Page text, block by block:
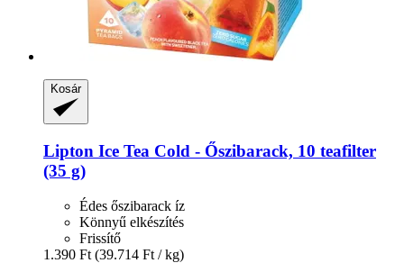
Kosár
Lipton Ice Tea Cold -​ Őszibarack, 10 teafilter
(35 g)
Édes őszibarack íz
Könnyű elkészítés
Frissítő
1.390 Ft (39.714 Ft / kg)